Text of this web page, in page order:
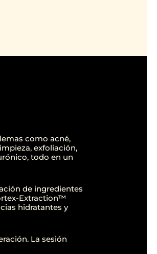
como acné,
exfoliación,
todo en un
de ingredientes
Extraction™
hidratantes y
La sesión